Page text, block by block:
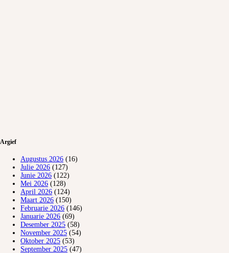
Argief
Augustus 2026 (16)
Julie 2026 (127)
Junie 2026 (122)
Mei 2026 (128)
April 2026 (124)
Maart 2026 (150)
Februarie 2026 (146)
Januarie 2026 (69)
Desember 2025 (58)
November 2025 (54)
Oktober 2025 (53)
September 2025 (47)